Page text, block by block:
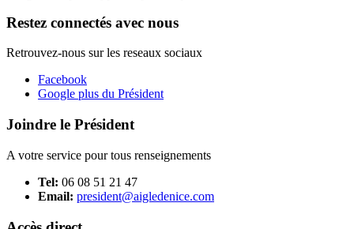
Restez connectés avec nous
Retrouvez-nous sur les reseaux sociaux
Facebook
Google plus du Président
Joindre le Président
A votre service pour tous renseignements
Tel: 06 08 51 21 47
Email: president@aigledenice.com